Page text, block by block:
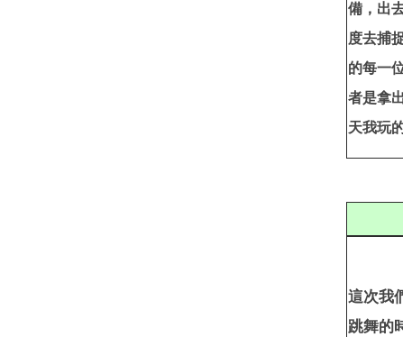
備，出
度去捕
的每一
者是拿
天我玩
這次我
跳舞的